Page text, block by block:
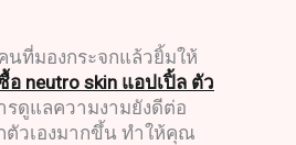
ที่มองกระจกแล้วยิ้มให้
อ neutro skin แอปเปิ้ล ตัว
ดูแลความงามยังดีต่อ
ตัวเองมากขึ้น ทำให้คุณ